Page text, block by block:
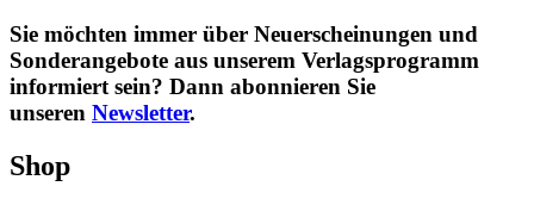
Sie möchten immer über Neuerscheinungen und
Sonderangebote aus unserem Verlagsprogramm
informiert sein? Dann abonnieren Sie
unseren Newsletter.
Shop